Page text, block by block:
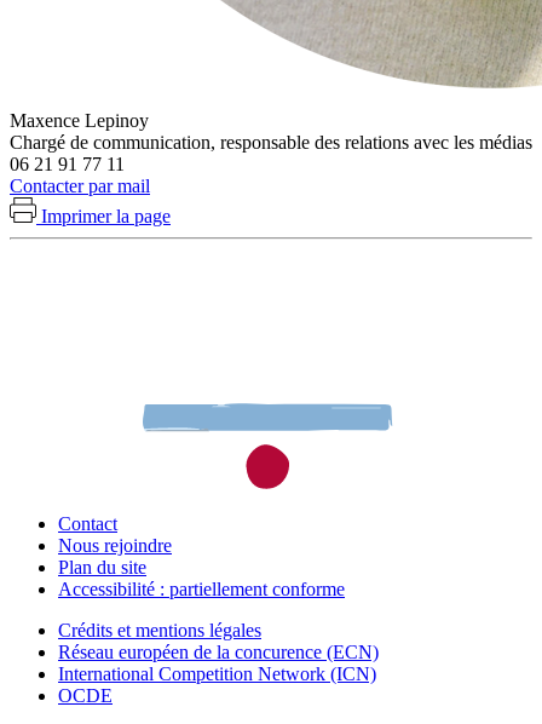
Maxence Lepinoy
Chargé de communication, responsable des relations avec les médias
06 21 91 77 11
Contacter par mail
Imprimer la page
Contact
Nous rejoindre
Plan du site
Accessibilité : partiellement conforme
Crédits et mentions légales
Réseau européen de la concurence (ECN)
International Competition Network (ICN)
OCDE